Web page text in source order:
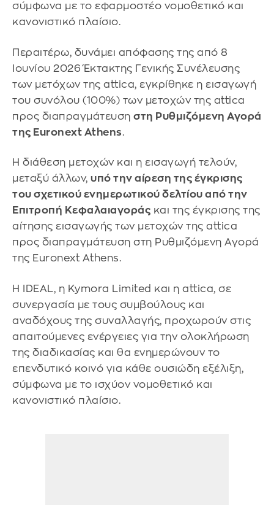
σύμφωνα με το εφαρμοστέο νομοθετικό και
κανονιστικό πλαίσιο.
Περαιτέρω, δυνάμει απόφασης της από 8
Ιουνίου 2026 Έκτακτης Γενικής Συνέλευσης
των μετόχων της attica, εγκρίθηκε η εισαγωγή
του συνόλου (100%) των μετοχών της attica
προς διαπραγμάτευση στη Ρυθμιζόμενη Αγορά
της Euronext Athens.
Η διάθεση μετοχών και η εισαγωγή τελούν,
μεταξύ άλλων, υπό την αίρεση της έγκρισης
του σχετικού ενημερωτικού δελτίου από την
Επιτροπή Κεφαλαιαγοράς και της έγκρισης της
αίτησης εισαγωγής των μετοχών της attica
προς διαπραγμάτευση στη Ρυθμιζόμενη Αγορά
της Euronext Athens.
Η IDEAL, η Kymora Limited και η attica, σε
συνεργασία με τους συμβούλους και
αναδόχους της συναλλαγής, προχωρούν στις
απαιτούμενες ενέργειες για την ολοκλήρωση
της διαδικασίας και θα ενημερώνουν το
επενδυτικό κοινό για κάθε ουσιώδη εξέλιξη,
σύμφωνα με το ισχύον νομοθετικό και
κανονιστικό πλαίσιο.